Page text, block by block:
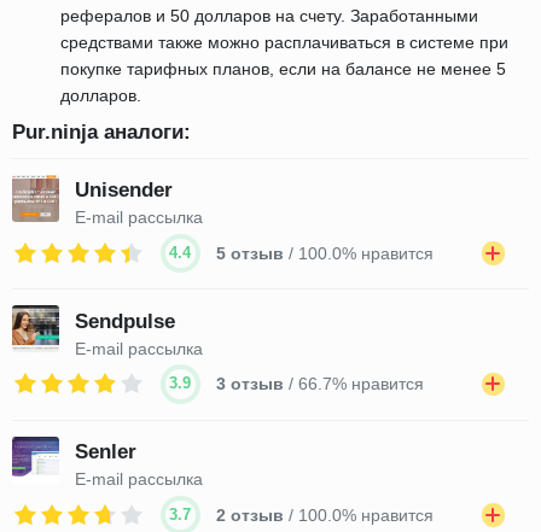
рефералов и 50 долларов на счету. Заработанными
средствами также можно расплачиваться в системе при
покупке тарифных планов, если на балансе не менее 5
долларов.
Pur.ninja аналоги:
Unisender
E-mail рассылка
4.4 5 отзыв / 100.0% нравится
Sendpulse
E-mail рассылка
3.9 3 отзыв / 66.7% нравится
Senler
E-mail рассылка
3.7 2 отзыв / 100.0% нравится